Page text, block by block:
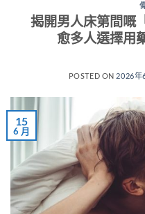
揭開男人床第間嘅
愈多人選擇用
POSTED ON 2026年
15
6 月